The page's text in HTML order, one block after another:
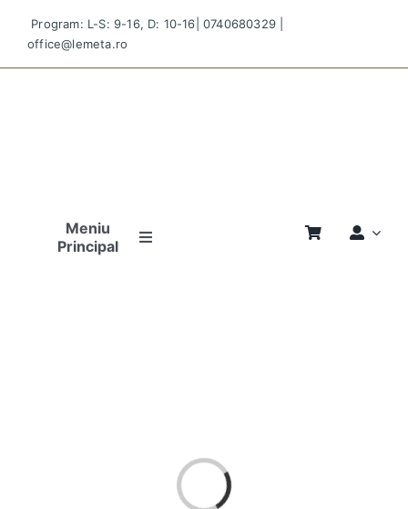
content
Program: L-S: 9-16, D: 10-16|0740680329
office@lemeta.ro
Meniu
Principal
Loading...